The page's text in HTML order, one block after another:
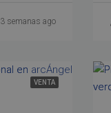
3 semanas ago
VENTA